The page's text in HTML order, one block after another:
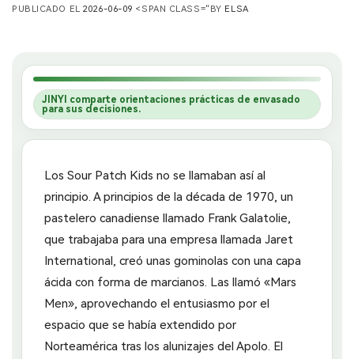
PUBLICADO EL 2026-06-09 <SPAN CLASS="BY ELSA
JINYI comparte orientaciones prácticas de envasado
para sus decisiones.
Los Sour Patch Kids no se llamaban así al
principio. A principios de la década de 1970, un
pastelero canadiense llamado Frank Galatolie,
que trabajaba para una empresa llamada Jaret
International, creó unas gominolas con una capa
ácida con forma de marcianos. Las llamó «Mars
Men», aprovechando el entusiasmo por el
espacio que se había extendido por
Norteamérica tras los alunizajes del Apolo. El